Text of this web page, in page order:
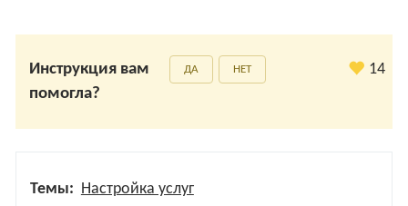
Инструкция вам
помогла?
ДА НЕТ 14
Темы: Настройка услуг